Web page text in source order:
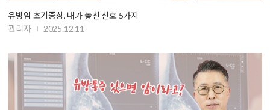
유방암 초기증상, 내가 놓친 신호 5가지
관리자
2025.12.11